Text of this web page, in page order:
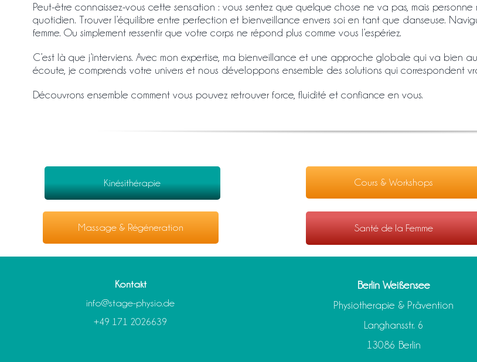
Peut-être connaissez-vous cette sensation : vous sentez que quelque chose ne va pas, mais
quotidien. Trouver l’équilibre entre perfection et bienveillance envers soi en tant que danseuse.
femme. Ou simplement ressentir que votre corps ne répond plus comme vous l’espériez.
C’est là que j’interviens. Avec mon expertise, ma bienveillance et une approche globale qui va bien
écoute, je comprends votre univers et nous développons ensemble des solutions qui correspondent
Découvrons ensemble comment vous pouvez retrouver force, fluidité et confiance en vous.
Kinésithérapie Cours & Workshops
Massage & Régéneration Santé de la Femme
Kontakt
info@stage-physio.de
+49 171 2026639
Berlin Weißensee
Physiotherapie & Prävention
Langhansstr. 6
13086 Berlin